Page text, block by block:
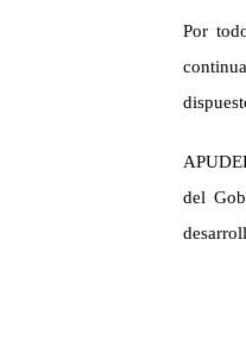
Por
del